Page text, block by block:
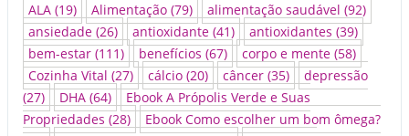
ALA (19) Alimentação (79) alimentação saudável (92)
ansiedade (26) antioxidante (41) antioxidantes (39)
bem-estar (111) benefícios (67) corpo e mente (58)
Cozinha Vital (27) cálcio (20) câncer (35)
depressão
(27)
DHA (64)
Ebook A Própolis Verde e Suas
Propriedades (28)
Ebook Como escolher um bom ômega?